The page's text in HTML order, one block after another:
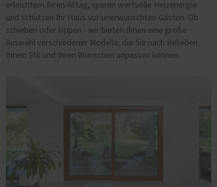
erleichtern Ihren Alltag, sparen wertvolle Heizenergie
und schützen Ihr Haus vor unerwünschten Gästen. Ob
schieben oder kippen - wir bieten Ihnen eine große
Auswahl verschiedener Modelle, die Sie nach Belieben
Ihrem Stil und Ihren Wünschen anpassen können.